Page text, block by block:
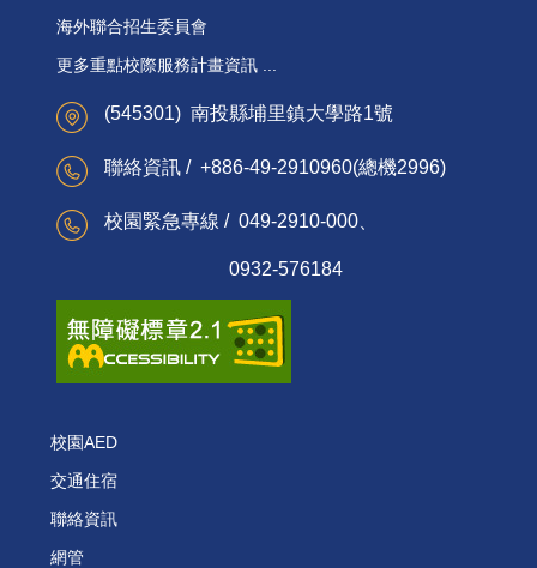
海外聯合招生委員會
更多重點校際服務計畫資訊 ...
(545301) 南投縣埔里鎮大學路1號
聯絡資訊 / +886-49-2910960(總機2996)
校園緊急專線 / 049-2910-000、
0932-576184
校園AED
交通住宿
聯絡資訊
網管